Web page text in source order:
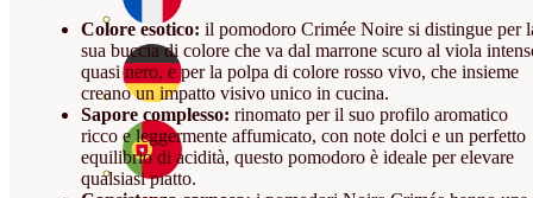
Colore esotico: il pomodoro Crimée Noire si distingue per
sua buccia di colore che va dal marrone scuro al viola
quasi nero, e per la polpa di colore rosso vivo, che insieme
creano un impatto visivo unico in cucina.
Sapore complesso: rinomato per il suo profilo aromatico
ricco e leggermente affumicato, con note dolci e un perfetto
equilibrio di acidità, questo pomodoro è ideale per elevare
qualsiasi piatto.